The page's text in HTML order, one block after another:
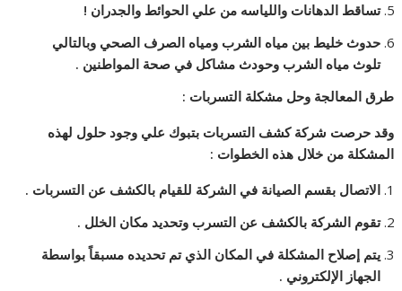
تساقط الدهانات واللياسه من علي الحوائط والجدران !
حدوث خليط بين مياه الشرب ومياه الصرف الصحي وبالتالي
تلوث مياه الشرب وحودث مشاكل في صحة المواطنين .
طرق المعالجة وحل مشكلة التسربات :
وقد حرصت شركة كشف التسربات بتبوك علي وجود حلول لهذه
المشكلة من خلال هذه الخطوات :
الاتصال بقسم الصيانة في الشركة للقيام بالكشف عن التسربات .
تقوم الشركة بالكشف عن التسرب وتحديد مكان الخلل .
يتم إصلاح المشكلة في المكان الذي تم تحديده مسبقاً بواسطة
الجهاز الإلكتروني .